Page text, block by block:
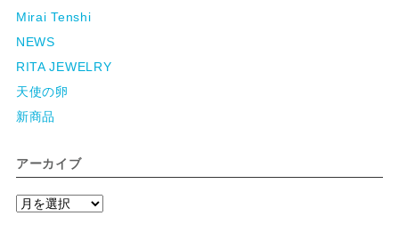
Mirai Tenshi
NEWS
RITA JEWELRY
天使の卵
新商品
アーカイブ